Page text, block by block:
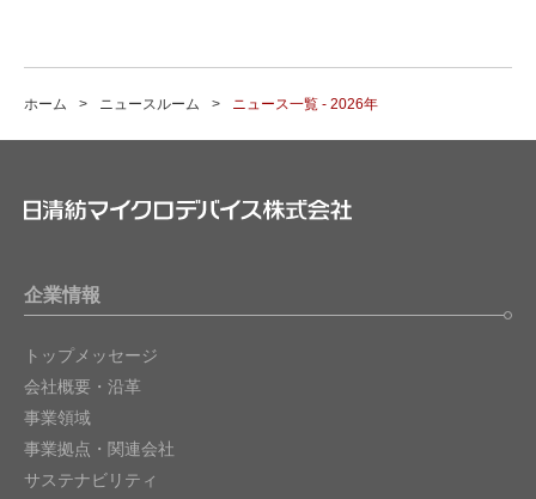
ホーム ニュースルーム ニュース一覧 - 2026年
企業情報
トップメッセージ
会社概要・沿革
事業領域
事業拠点・関連会社
サステナビリティ